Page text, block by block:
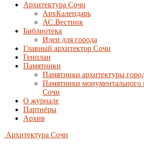
Архитектура Сочи
АрхКалендарь
АС.Вестник
Библиотека
Идеи для города
Главный архитектор Сочи
Генплан
Памятники
Памятники архитектуры
Памятники монументального
Сочи
О журнале
Партнёры
Архив
Архитектура Сочи